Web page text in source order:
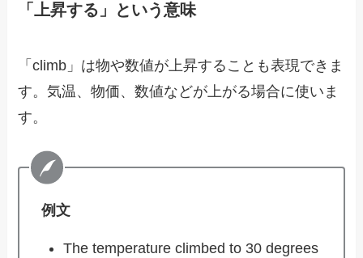
「上昇する」という意味
「climb」は物や数値が上昇することも表現できま
す。気温、物価、数値などが上がる場合に使いま
す。
例文
The temperature climbed to 30 degrees